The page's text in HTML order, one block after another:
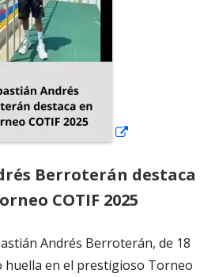
Berroterán destaca
COTIF 2025
Andrés Berroterán, de 18
huella en el prestigioso Torneo